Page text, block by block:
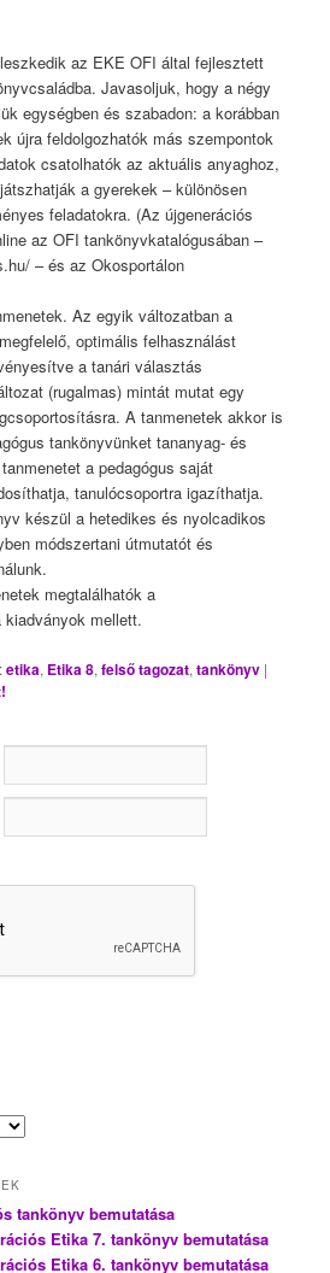
az EKE OFI által fejlesztett
Javasoljuk, hogy a négy
egységben és szabadon: a korábban
újra feldolgozhatók más szempontok
csatolhatók az aktuális anyaghoz,
a gyerekek – különösen
feladatokra. (Az újgenerációs
az OFI tankönyvkatalógusában –
– és az Okosportálon
Az egyik változatban a
optimális felhasználást
a tanári választás
(rugalmas) mintát mutat egy
A tanmenetek akkor is
tankönyvünket tananyag- és
a pedagógus saját
tanulócsoportra igazíthatja.
készül a hetedikes és nyolcadikos
módszertani útmutatót és
megtalálhatók a
mellett.
etika, Etika 8,felső tagozat,tankönyv |
tankönyv bemutatása
Etika 7. tankönyv bemutatása
Etika 6. tankönyv bemutatása